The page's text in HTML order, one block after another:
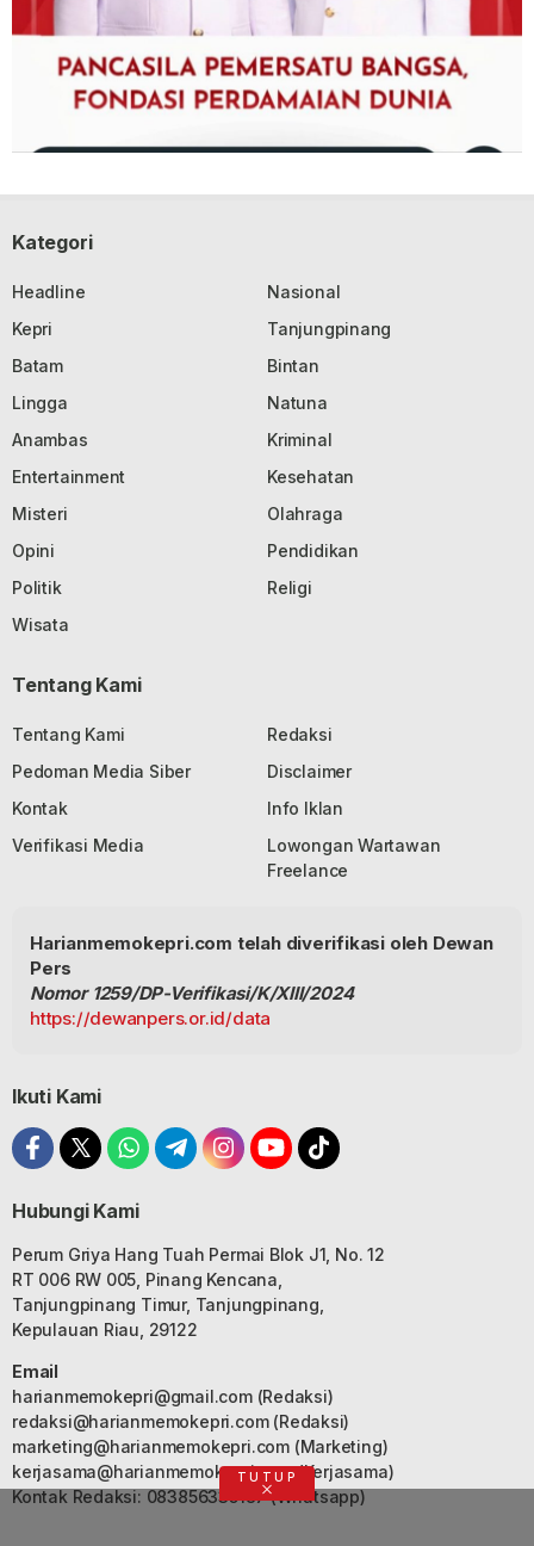
Kategori
Headline
Nasional
Kepri
Tanjungpinang
Batam
Bintan
Lingga
Natuna
Anambas
Kriminal
Entertainment
Kesehatan
Misteri
Olahraga
Opini
Pendidikan
Politik
Religi
Wisata
Tentang Kami
Tentang Kami
Redaksi
Pedoman Media Siber
Disclaimer
Kontak
Info Iklan
Verifikasi Media
Lowongan Wartawan
Freelance
Harianmemokepri.com telah diverifikasi oleh Dewan
Pers
Nomor 1259/DP-Verifikasi/K/XIII/2024
https://dewanpers.or.id/data
Ikuti Kami
Hubungi Kami
Perum Griya Hang Tuah Permai Blok J1, No. 12
RT 006 RW 005, Pinang Kencana,
Tanjungpinang Timur, Tanjungpinang,
Kepulauan Riau, 29122
Email
harianmemokepri@gmail.com(Redaksi)
redaksi@harianmemokepri.com(Redaksi)
marketing@harianmemokepri.com(Marketing)
kerjasama@harianmemokepri.com(Kerjasama)
Kontak Redaksi: 083856335187 (Whatsapp)
TUTUP